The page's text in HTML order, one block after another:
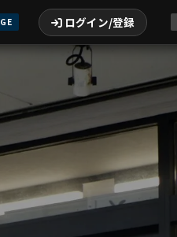
ログイン/登録